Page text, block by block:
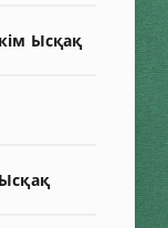
Ысқақ